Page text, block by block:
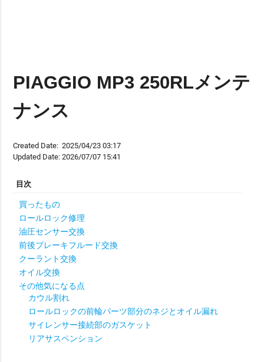
PIAGGIO MP3 250RLメンテ
ナンス
Created Date: 2025/04/23 03:17
Updated Date: 2026/07/07 15:41
買ったもの
ロールロック修理
油圧センサー交換
前後ブレーキフルード交換
クーラント交換
オイル交換
その他気になる点
カウル割れ
ロールロックの前輪パーツ部分のネジとオイル漏れ
サイレンサー接続部のガスケット
リアサスペンション